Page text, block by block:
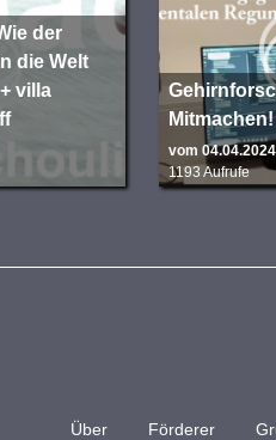
der
die Welt
villa
Mitmachen!
vom 04.04.2024
1193 Aufrufe
Über Förderer